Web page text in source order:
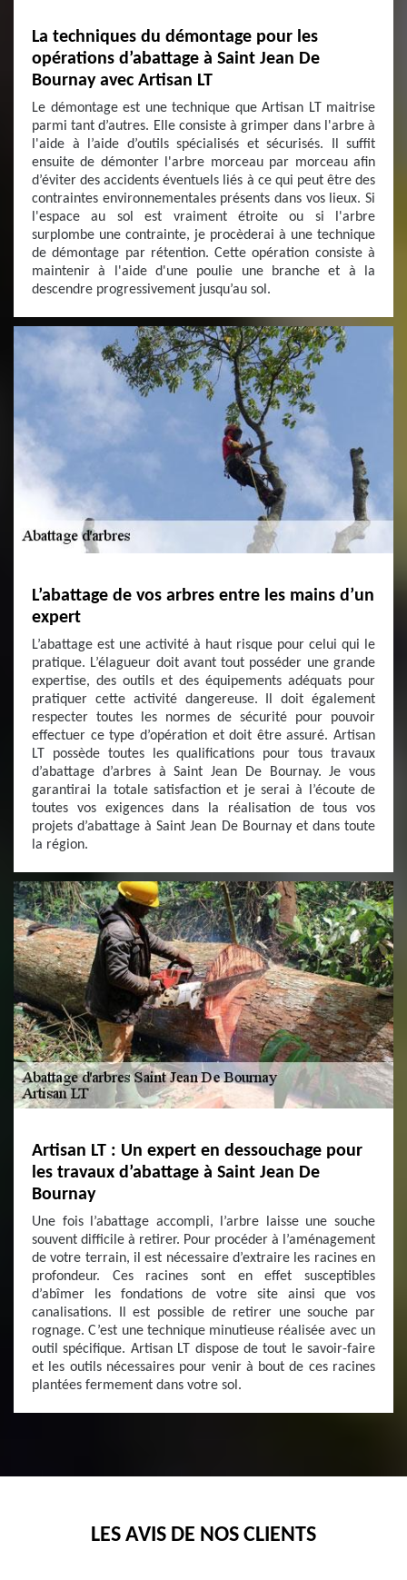
La techniques du démontage pour les
opérations d’abattage à Saint Jean De
Bournay avec Artisan LT
Le démontage est une technique que Artisan LT maitrise
parmi tant d’autres. Elle consiste à grimper dans l'arbre à
l'aide à l’aide d’outils spécialisés et sécurisés. Il suffit
ensuite de démonter l'arbre morceau par morceau afin
d’éviter des accidents éventuels liés à ce qui peut être des
contraintes environnementales présents dans vos lieux. Si
l'espace au sol est vraiment étroite ou si l'arbre
surplombe une contrainte, je procèderai à une technique
de démontage par rétention. Cette opération consiste à
maintenir à l'aide d'une poulie une branche et à la
descendre progressivement jusqu’au sol.
L’abattage de vos arbres entre les mains d’un
expert
L’abattage est une activité à haut risque pour celui qui le
pratique. L’élagueur doit avant tout posséder une grande
expertise, des outils et des équipements adéquats pour
pratiquer cette activité dangereuse. Il doit également
respecter toutes les normes de sécurité pour pouvoir
effectuer ce type d’opération et doit être assuré. Artisan
LT possède toutes les qualifications pour tous travaux
d’abattage d’arbres à Saint Jean De Bournay. Je vous
garantirai la totale satisfaction et je serai à l’écoute de
toutes vos exigences dans la réalisation de tous vos
projets d’abattage à Saint Jean De Bournay et dans toute
la région.
Artisan LT : Un expert en dessouchage pour
les travaux d’abattage à Saint Jean De
Bournay
Une fois l’abattage accompli, l’arbre laisse une souche
souvent difficile à retirer. Pour procéder à l’aménagement
de votre terrain, il est nécessaire d’extraire les racines en
profondeur. Ces racines sont en effet susceptibles
d’abîmer les fondations de votre site ainsi que vos
canalisations. Il est possible de retirer une souche par
rognage. C’est une technique minutieuse réalisée avec un
outil spécifique. Artisan LT dispose de tout le savoir-faire
et les outils nécessaires pour venir à bout de ces racines
plantées fermement dans votre sol.
LES AVIS DE NOS CLIENTS